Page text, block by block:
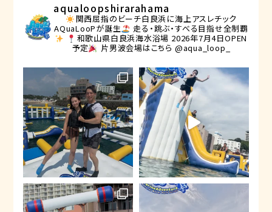
aqualoopshirarahama
関西屈指のビーチ白良浜に海上アスレチック
AQuaLooPが誕生
走る・跳ぶ・すべる目指せ全制覇
和歌山県白良浜海水浴場 2026年7月4日OPEN
予定
片男波会場はこちら @aqua_loop_